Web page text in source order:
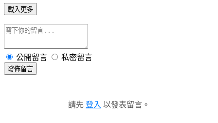
載入更多
公開留言 私密留言
發佈留言
請先 登入 以發表留言。